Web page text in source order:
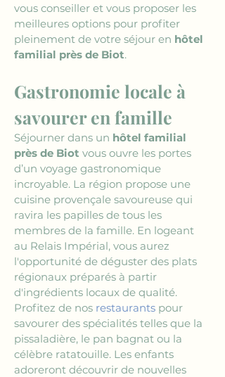
vous conseiller et vous proposer les
meilleures options pour profiter
pleinement de votre séjour en hôtel
familial près de Biot.
Gastronomie locale à
savourer en famille
Séjourner dans un hôtel familial
près de Biot vous ouvre les portes
d’un voyage gastronomique
incroyable. La région propose une
cuisine provençale savoureuse qui
ravira les papilles de tous les
membres de la famille. En logeant
au Relais Impérial, vous aurez
l'opportunité de déguster des plats
régionaux préparés à partir
d'ingrédients locaux de qualité.
Profitez de nos restaurants pour
savourer des spécialités telles que la
pissaladière, le pan bagnat ou la
célèbre ratatouille. Les enfants
adoreront découvrir de nouvelles